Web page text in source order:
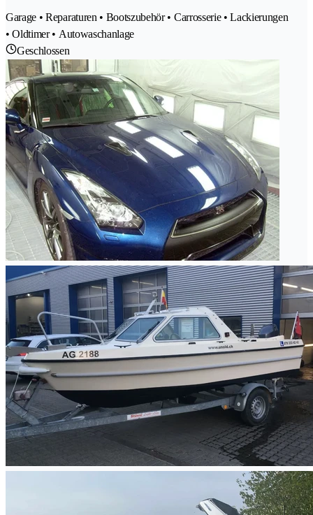
Garage • Reparaturen • Bootszubehör • Carrosserie • Lackierungen
• Oldtimer • Autowaschanlage
Geschlossen